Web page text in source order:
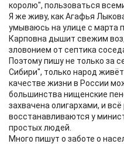
королю", пользоваться
Я же живу, как Агафья
умываюсь на улице с марта
Карповна дышит свежим
зловонием от септика
Поэтому пишу не только за
Сибири", только народ
качестве жизни в России
большинства нищенские
захвачена олигархами, и
восстанавливаются у
простых людей.
Много пишут о заботе о